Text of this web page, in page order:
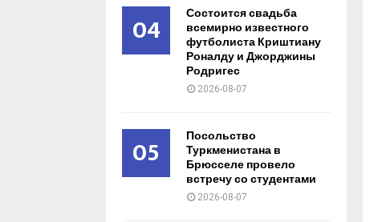
04 Состоится свадьба
всемирно известного
футболиста Криштиану
Роналду и Джорджины
Родригес
2026-08-07
05 Посольство
Туркменистана в
Брюсселе провело
встречу со студентами
2026-08-07